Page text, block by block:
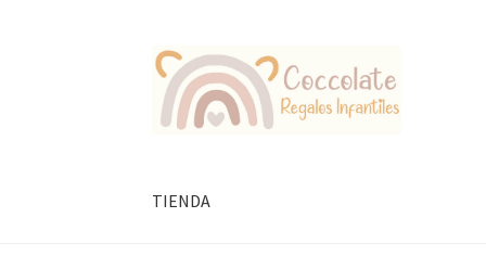
Ir
la
Ir
al
contenido
TIENDA